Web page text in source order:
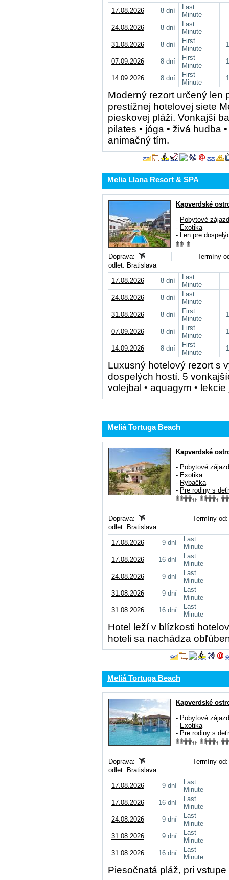
17.08.2026 8 dní
Last
Minute
24.08.2026
8 dní
Last
Minute
31.08.2026
8 dní
First
Minute
07.09.2026 8 dní
First
Minute
14.09.2026 8 dní
First
Minute
Moderný rezort určený len
prestížnej hotelovej siete
pieskovej pláži. Vonkajší
pilates • jóga • živá hudba
animačný tím.
Melia Llana Resort & SPA
Kapverdské
- Pobytové
- Exotika
- Len pre
Doprava:
Termíny
odlet: Bratislava
17.08.2026
8 dní
Last
Minute
24.08.2026
8 dní
Last
Minute
31.08.2026
8 dní
First
Minute
07.09.2026 8 dní
First
Minute
14.09.2026 8 dní
First
Minute
Luxusný hotelový rezort s
dospelých hostí. 5
volejbal • aquagym •
Meliá Tortuga Beach
Kapverdské
- Pobytové
- Exotika
- Rybačka
- Pre rodiny s
Doprava:
Termíny
odlet: Bratislava
17.08.2026
9 dní
Last
Minute
17.08.2026
16 dní
Last
Minute
24.08.2026
9 dní
Last
Minute
31.08.2026
9 dní
Last
Minute
31.08.2026
16 dní
Last
Minute
Hotel leží v blízkosti
hoteli sa nachádza
Meliá Tortuga Beach
Kapverdské
- Pobytové
- Exotika
- Pre rodiny s
Doprava:
Termíny
odlet: Bratislava
17.08.2026
9 dní
Last
Minute
17.08.2026
16 dní
Last
Minute
24.08.2026
9 dní
Last
Minute
31.08.2026
9 dní
Last
Minute
31.08.2026
16 dní
Last
Minute
Piesočnatá pláž, pri